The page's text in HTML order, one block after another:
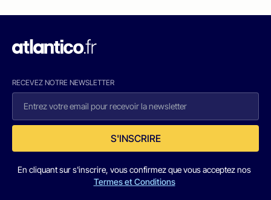
RECEVEZ NOTRE NEWSLETTER
S'INSCRIRE
En cliquant sur s'inscrire, vous confirmez que vous acceptez nos
Termes et Conditions